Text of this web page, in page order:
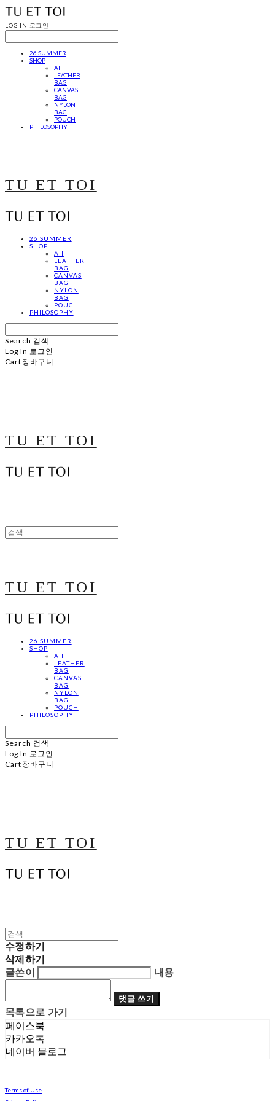
LOG IN 로그인
26 SUMMER
SHOP
All
LEATHER
BAG
CANVAS
BAG
NYLON
BAG
POUCH
PHILOSOPHY
TU ET TOI
26 SUMMER
SHOP
All
LEATHER
BAG
CANVAS
BAG
NYLON
BAG
POUCH
PHILOSOPHY
Search 검색
Log In 로그인
Cart 장바구니
TU ET TOI
TU ET TOI
26 SUMMER
SHOP
All
LEATHER
BAG
CANVAS
BAG
NYLON
BAG
POUCH
PHILOSOPHY
Search 검색
Log In 로그인
Cart 장바구니
TU ET TOI
수정하기
삭제하기
글쓴이
내용
댓글 쓰기
목록으로 가기
페이스북
카카오톡
네이버 블로그
Terms of Use